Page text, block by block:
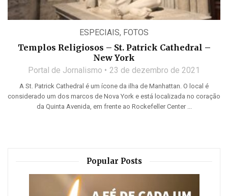
ESPECIAIS, FOTOS
Templos Religiosos – St. Patrick Cathedral –
New York
Portal de Jornalismo 23 de dezembro de 2021
A St. Patrick Cathedral é um ícone da ilha de Manhattan. O local é
considerado um dos marcos de Nova York e está localizada no coração
da Quinta Avenida, em frente ao Rockefeller Center ...
Popular Posts